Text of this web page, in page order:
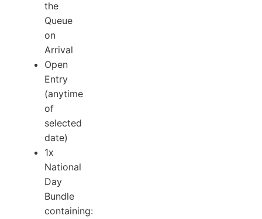
the
Queue
on
Arrival
Open
Entry
(anytime
of
selected
date)
1x
National
Day
Bundle
containing: